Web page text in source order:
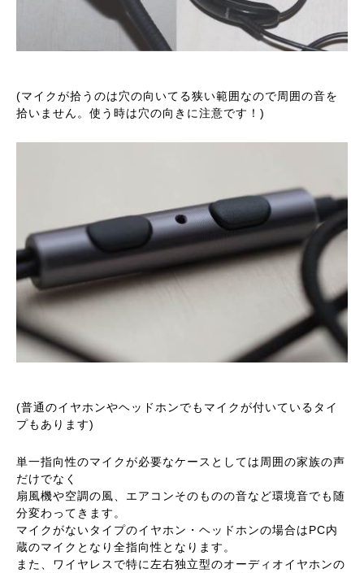
(マイクが拾うのは穴の向いてる狭い範囲なので周囲の音を
拾いません。使う時は穴の向きに注意です！)
(普通のイヤホンやヘッドホンでもマイクが付いているタイ
プもあります)
単一指向性のマイクが必要なケースとしては周囲の家族の声
だけでなく
扇風機や空調の風、エアコンそのものの音など環境音でも随
分変わってきます。
マイクがないタイプのイヤホン・ヘッドホンの場合はPC内
蔵のマイクとなり全指向性となります。
また、ワイヤレスで特に左右独立型のオーディオイヤホンの